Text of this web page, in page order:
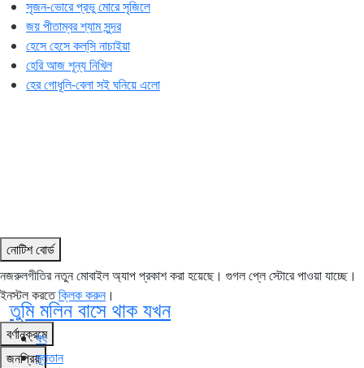
সৃজন-ভোরে প্রভু মোরে সৃজিলে
জয় পীতাম্বর শ্যাম সুন্দর
হেসে হেসে কল্‌সি নাচাইয়া
হেরি আজ শূন্য নিখিল
হের গোধূলি-বেলা সই ঘনিয়ে এলো
নোটিশ বোর্ড
নজরুলগীতির নতুন মোবাইল অ্যাপ প্রকাশ করা হয়েছে। গুগল প্লে স্টোরে পাওয়া যাচ্ছে।
ইনস্টল করতেক্লিক করুন।
বর্ণানুক্রমে
জনপ্রিয়
তুমি মলিন বাসে থাক যখন
যৎ
মূলতান